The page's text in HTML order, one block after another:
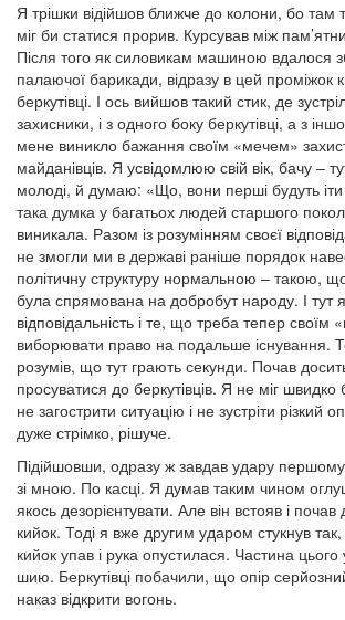
Я трішки відійшов ближче до колони, бо там
міг би статися прорив. Курсував між
Після того як силовикам машиною вдалося
палаючої барикади, відразу в цей проміжок
беркутівці. І ось вийшов такий стик, де
захисники, і з одного боку беркутівці, а з
мене виникло бажання своїм «мечем»
майданівців. Я усвідомлюю свій вік, бачу –
молоді, й думаю: «Що, вони перші будуть
така думка у багатьох людей старшого
виникала. Разом із розумінням своєї
не змогли ми в державі раніше порядок
політичну структуру нормальною – такою,
була спрямована на добробут народу. І тут
відповідальність і те, що треба тепер своїм
виборювати право на подальше існування.
розумів, що тут грають секунди. Почав
просуватися до беркутівців. Я не міг швидко
не загострити ситуацію і не зустріти різкий
дуже стрімко, рішуче.
Підійшовши, одразу ж завдав удару
зі мною. По касці. Я думав таким чином
якось дезорієнтувати. Але він встояв і почав
кийок. Тоді я вже другим ударом стукнув
кийок упав і рука опустилася. Частина
шию. Беркутівці побачили, що опір
наказ відкрити вогонь.